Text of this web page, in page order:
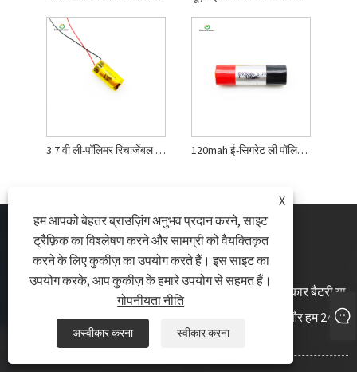
3.7 वी ली-पॉलिमर रिचार्जेबल बैटरी 120mah ई-सिगरेट ली पॉलिमर बैटरी
ली पॉलिमर बैटरी, ली पॉलिमर प्रिज्मेटिक बैटरी, ली पॉलिमर बेलनाकार बैटरी या
मूल्य सूची के बारे में पूछताछ के लिए, कृपया हमें अपना ईमेल छोड़ दें और हम 24
घंटों के भीतर संपर्क में रहेंगे।
X
हम आपको बेहतर ब्राउज़िंग अनुभव प्रदान करने, साइट
ट्रैफ़िक का विश्लेषण करने और सामग्री को वैयक्तिकृत
करने के लिए कुकीज़ का उपयोग करते हैं। इस साइट का
उपयोग करके, आप कुकीज़ के हमारे उपयोग से सहमत हैं।
गोपनीयता नीति
अस्वीकार करना स्वीकार करना